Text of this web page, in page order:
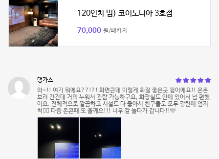
120인치 빔) 코이노니아 3호점
70,000 원/패키지
댕카스
와~!! 여기 뭐에요??!?! 화면큰데 이렇게 화질 좋은곳 첨이에요!! 온콘
보러 간건데 거의 누워서 관람 가능하구요, 화장실도 안에 있어서 넘 편했
어요. 전체적으로 깔끔하고 시설도 다 좋아서 친구들도 모두 감탄에 엄지
척👍🏻 다음 온콘때 또 올께요!!! 너무 잘 놀다가 갑니다!!🩵